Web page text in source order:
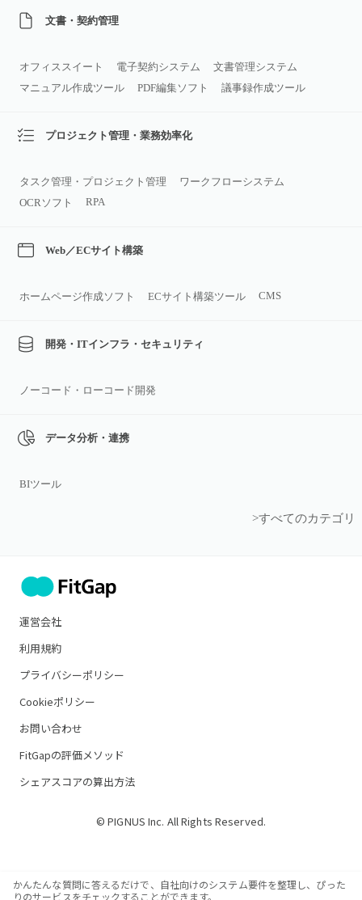
文書・契約管理
オフィススイート 電子契約システム
文書管理システム
マニュアル作成ツール
PDF編集ソフト 議事録作成ツール
プロジェクト管理・業務効率化
タスク管理・プロジェクト管理
ワークフローシステム
OCRソフト
RPA
Web／ECサイト構築
ホームページ作成ソフト ECサイト構築ツール CMS
開発・ITインフラ・セキュリティ
ノーコード・ローコード開発
データ分析・連携
BIツール
>すべてのカテゴリ
運営会社
利用規約
プライバシーポリシー
Cookieポリシー
お問い合わせ
FitGapの評価メソッド
シェアスコアの算出方法
© PIGNUS Inc. All Rights Reserved.
かんたんな質問に答えるだけで、自社向けのシステム要件を整理し、ぴった
りのサービスをチェックすることができます。